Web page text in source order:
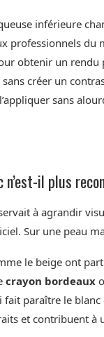
inférieure
professionnels
obtenir un rendu
sans créer un
sans
il plus
à agrandir
Sur une peau
le beige ont
crayon bordeaux
paraître le blanc
et contribuent